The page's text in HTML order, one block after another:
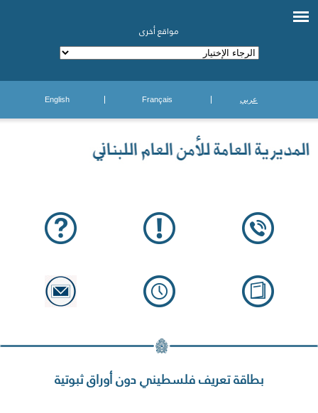
مواقع أخرى
عربي Français
English
بطاقة تعريف فلسطيني دون أوراق ثبوتية